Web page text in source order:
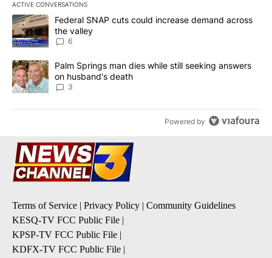
ACTIVE CONVERSATIONS
The following is a list of the most commented articles in the last
A trending article titled "Federal SNAP cuts could increase
Federal SNAP cuts could increase demand across
the valley
6
A trending article titled "Palm Springs man dies while still
Palm Springs man dies while still seeking answers
on husband's death
3
Powered by
Terms of Service | Privacy Policy | Community Guidelines
KESQ-TV FCC Public File |
KPSP-TV FCC Public File |
KDFX-TV FCC Public File |